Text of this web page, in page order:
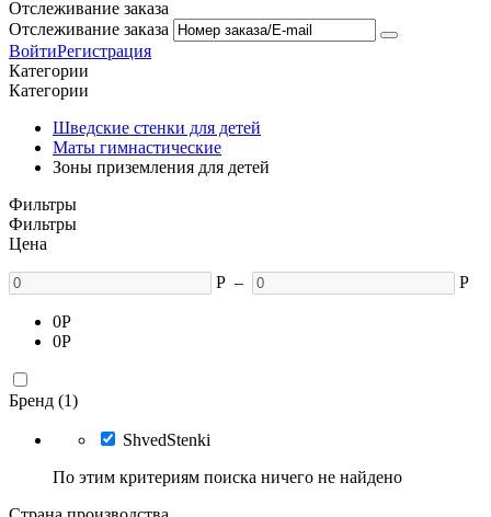
Отслеживание заказа
Отслеживание заказа
ВойтиРегистрация
Категории
Категории
Шведские стенки для детей
Маты гимнастические
Зоны приземления для детей
Фильтры
Фильтры
Цена
Р – Р
0Р
0Р
Бренд (1)
ShvedStenki
По этим критериям поиска ничего не найдено